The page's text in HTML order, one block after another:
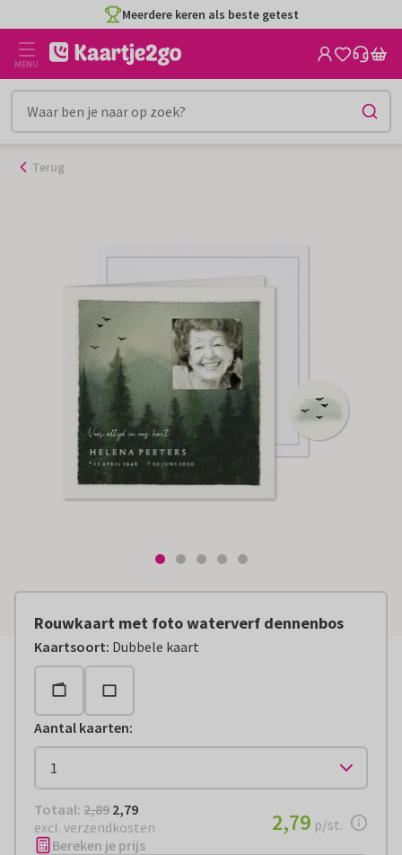
naar
inhoud
Meerdere keren als beste getest
MENU
Terug
Rouwkaart met foto waterverf dennenbos
Kaartsoort: Dubbele kaart
Aantal kaarten:
Totaal: € 2,79
Totaal: 2,89 2,79
excl. verzendkosten
€ 2,79per stuk
2,79 p/st.
Bereken je prijs